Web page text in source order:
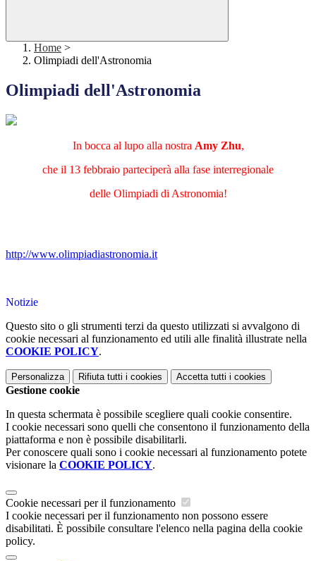
Home >
Olimpiadi dell'Astronomia
Olimpiadi dell'Astronomia
In bocca al lupo alla nostra Amy Zhu,
che il 13 febbraio parteciperà alla fase interregionale
delle Olimpiadi di Astronomia!
http://www.olimpiadiastronomia.it
Notizie
Questo sito o gli strumenti terzi da questo utilizzati si avvalgono di
cookie necessari al funzionamento ed utili alle finalità illustrate nella
COOKIE POLICY.
Personalizza Rifiuta tutti i cookies Accetta tutti i cookies
Gestione cookie
In questa schermata è possibile scegliere quali cookie consentire.
I cookie necessari sono quelli che consentono il funzionamento della
piattaforma e non è possibile disabilitarli.
Per conoscere quali sono i cookie necessari al funzionamento potete
visionare la COOKIE POLICY.
Cookie necessari per il funzionamento
I cookie necessari per il funzionamento non possono essere
disabilitati. È possibile consultare l'elenco nella pagina della cookie
policy.